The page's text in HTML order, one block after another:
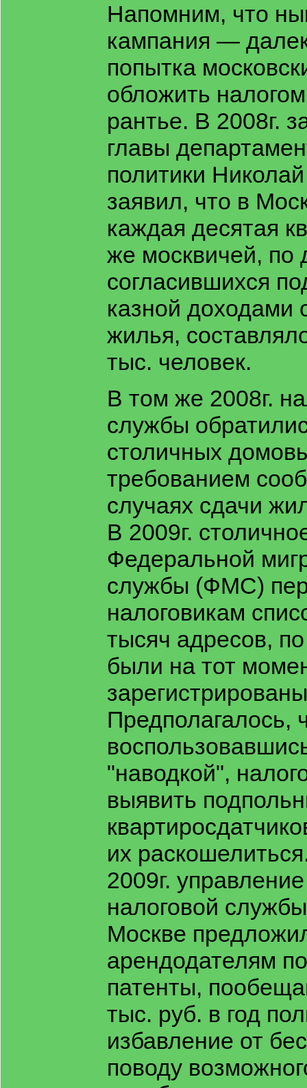
Напомним, что
кампания —
попытка
обложить
рантье. В 2008г.
главы
политики
заявил, что в
каждая десятая
же москвичей, по
согласившихся
казной доходами
жилья,
тыс. человек.
В том же 2008г.
службы
столичных
требованием
случаях сдачи
В 2009г.
Федеральной
службы (ФМС)
налоговикам
тысяч адресов,
были на тот
Предполагалось,
"наводкой",
выявить
их
2009г.
налоговой
Москве
арендодателям
патенты,
тыс. руб. в год
избавление от
поводу